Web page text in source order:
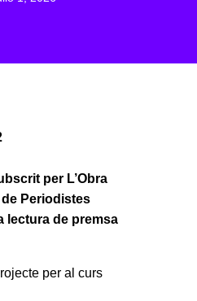
per L’Obra
Periodistes
lectura de premsa
per al curs